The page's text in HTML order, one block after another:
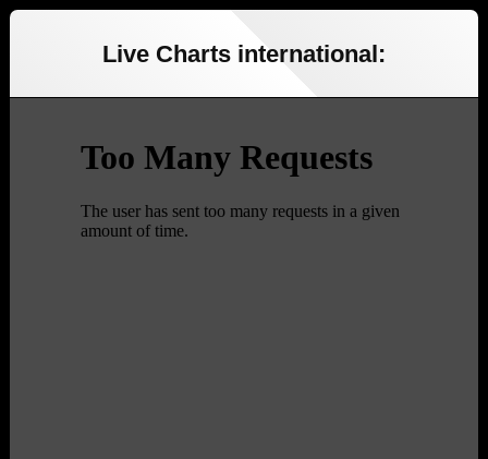
Live Charts international: